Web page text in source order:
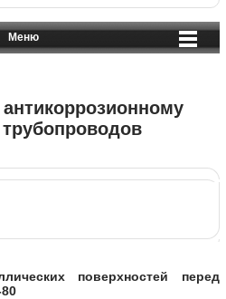
Меню
поверхностей перед